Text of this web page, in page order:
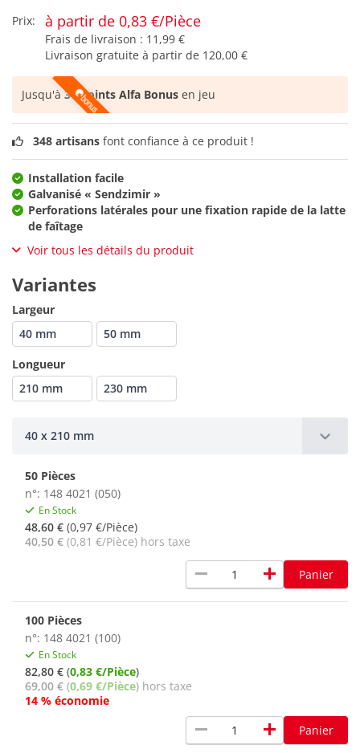
Prix:
à partir de 0,83 €/Pièce
Frais de livraison : 11,99 €
Livraison gratuite à partir de 120,00 €
Jusqu'à34 points Alfa Bonus en jeu
348 artisans font confiance à ce produit !
Installation facile
Galvanisé « Sendzimir »
Perforations latérales pour une fixation rapide de la latte
de faîtage
Voir tous les détails du produit
Variantes
Largeur
40 mm
50 mm
Longueur
210 mm
230 mm
40 x 210 mm
50 Pièces
n°: 148 4021 (050)
En Stock
48,60 € (0,97 €/Pièce)
40,50 € (0,81 €/Pièce) hors taxe
remove add Panier
100 Pièces
n°: 148 4021 (100)
En Stock
82,80 € (0,83 €/Pièce)
69,00 € (0,69 €/Pièce) hors taxe
14 % économie
remove add Panier